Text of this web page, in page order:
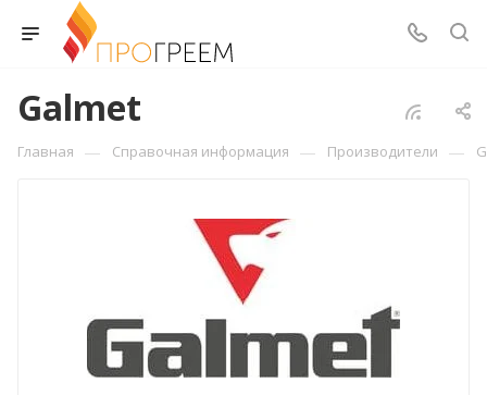
Galmet
Главная — Справочная информация — Производители —